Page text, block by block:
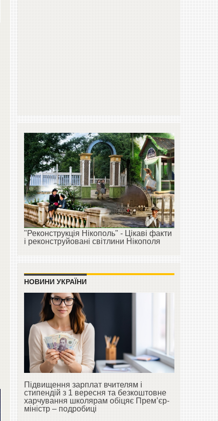
"Реконструкція Нікополь" - Цікаві факти
і реконструйовані світлини Нікополя
НОВИНИ УКРАЇНИ
Підвищення зарплат вчителям і
стипендій з 1 вересня та безкоштовне
харчування школярам обіцяє Прем’єр-
міністр – подробиці